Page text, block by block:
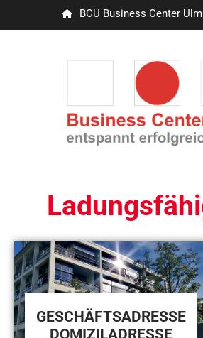
BCU Business Center
GESCHÄFTSADRESSE